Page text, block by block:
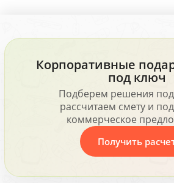
Корпоративные
под ключ
Подберем решения
рассчитаем смету и
коммерческое
Получить